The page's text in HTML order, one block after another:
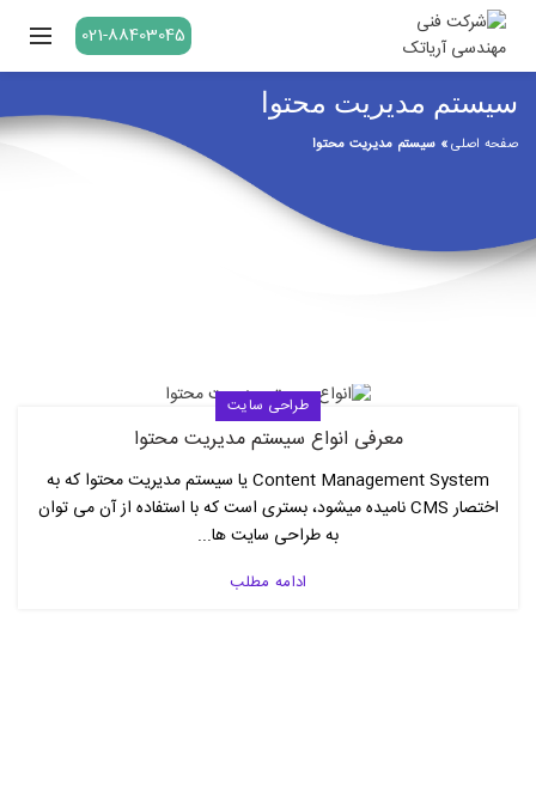
021-88403045
سیستم مدیریت محتوا
صفحه اصلی» سیستم مدیریت محتوا
طراحی سایت
معرفی انواع سیستم مدیریت محتوا
Content Management System یا سیستم مدیریت محتوا که به
اختصار CMS نامیده میشود، بستری است که با استفاده از آن می توان
به طراحی سایت ها...
ادامه مطلب